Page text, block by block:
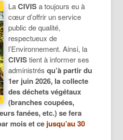
LaCIVISa toujours eu à
cœur d’offrir un service
public de qualité,
respectueux de
l’Environnement. Ainsi, la
CIVIStient à informer ses
administrés qu’à partir du
1er juin 2026, la collecte
des déchets végétaux
(branches coupées,
fanées, etc.) se fera
mois et ce jusqu’au 30